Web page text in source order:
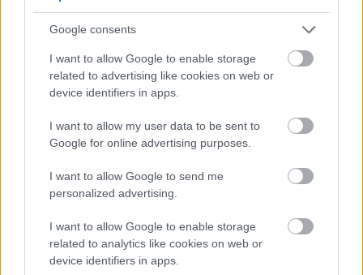
Google consents
I want to allow Google to enable storage
related to advertising like cookies on web or
device identifiers in apps.
I want to allow my user data to be sent to
Google for online advertising purposes.
I want to allow Google to send me
personalized advertising.
I want to allow Google to enable storage
related to analytics like cookies on web or
device identifiers in apps.
További bejegyzések